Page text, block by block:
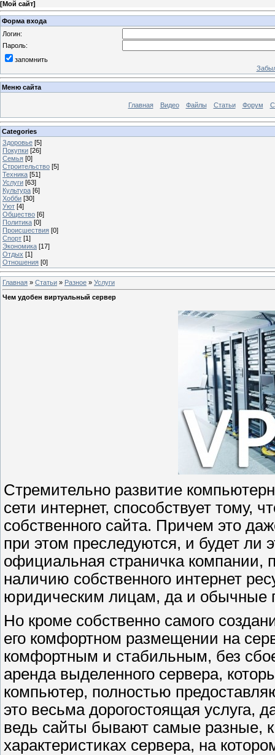
[Мой сайт]
Форма входа
Логин:
Пароль:
запомнить
Меню сайта
Главная Видео Файлы Статьи Форум
Categories
Здоровье [5]
Покупки [26]
Семья [0]
Строительство [5]
Техника [51]
Услуги [63]
Культура [6]
Хобби [30]
Уют [4]
Общество [6]
Политика [0]
Происшествия [0]
Спорт [1]
Экономика [17]
Отдых [1]
Отношения [0]
Главная » Статьи » Разное » Услуги
Чем удобен виртуальный сервер
Стремительно развитие
сети интернет, способствует тому,
собственного сайта. Причем это
при этом преследуются, и будет ли
официальная страничка компании,
наличию собственного интернет
юридическим лицам, да и обычные
Но кроме собственно самого
его комфортном размещении на
комфортным и стабильным, без
аренда выделенного сервера,
компьютер, полностью
это весьма дорогостоящая услуга,
ведь сайты бывают самые разные,
характеристиках сервера, на